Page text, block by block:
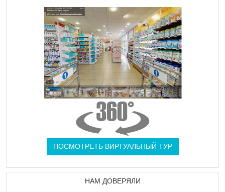
ПОСМОТРЕТЬ ВИРТУАЛЬНЫЙ ТУР
НАМ ДОВЕРЯЛИ